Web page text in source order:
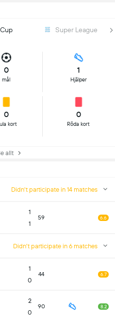
Super League
0
mål
1
Hjälper
0
kort
0
Röda kort
allt
Didn't participate in 14 matches
1
1
59 6.6
Didn't participate in 6 matches
1
0
44 6.7
2
0
90 8.2